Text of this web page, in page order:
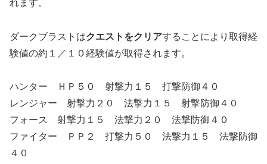
れます。
ダークブラストはクエストをクリアすることにより取得経
験値の約１／１０経験値が取得されます。
ハンター ＨＰ５０ 射撃力１５ 打撃防御４０
レンジャー 射撃力２０ 法撃力１５ 射撃防御４０
フォース 射撃力１５ 法撃力２０ 法撃防御４０
ファイター ＰＰ２ 打撃力５０ 法撃力１５ 法撃防御
４０